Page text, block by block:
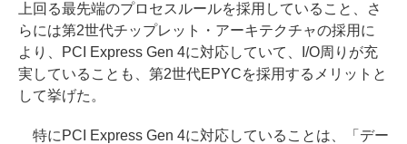
上回る最先端のプロセスルールを採用していること、さ
らには第2世代チップレット・アーキテクチャの採用に
より、PCI Express Gen 4に対応していて、I/O周りが充
実していることも、第2世代EPYCを採用するメリットと
して挙げた。
特にPCI Express Gen 4に対応していることは、「デー